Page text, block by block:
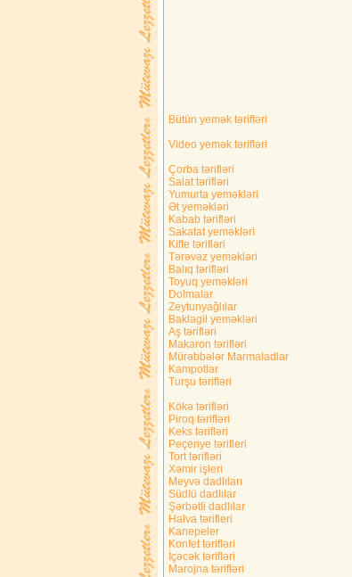
Bütün yemək tərifləri
Video yemək tərifləri
Çorba tərifləri
Salat tərifləri
Yumurta yeməkləri
Ət yeməkləri
Kabab tərifləri
Sakatat yeməkləri
Kifte tərifləri
Tərəvəz yeməkləri
Balıq tərifləri
Toyuq yeməkləri
Dolmalar
Zeytunyağlılar
Baklagil yeməkləri
Aş tərifləri
Makaron tərifləri
Mürəbbələr Marmaladlar
Kampotlar
Turşu tərifləri
Kökə tərifləri
Piroq tərifləri
Keks tərifləri
Peçenye tərifleri
Tort tərifləri
Xəmir işleri
Meyvə dadlıları
Südlü dadlılar
Şərbətli dadlılar
Halva tərifleri
Kanepeler
Konfet tərifləri
İçəcək tərifləri
Marojna tərifləri